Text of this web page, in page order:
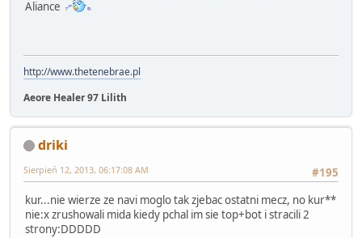
Aliance
http://www.thetenebrae.pl
Aeore Healer 97 Lilith
driki
#195
Sierpień 12, 2013, 06:17:08 AM
kur...nie wierze ze navi moglo tak zjebac ostatni mecz, no kur**
nie:x zrushowali mida kiedy pchal im sie top+bot i stracili 2
strony:DDDDD